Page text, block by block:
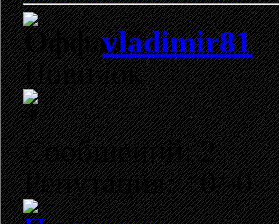
vladimir81
Новичок
Сообщений: 2
Репутация: +0/-0